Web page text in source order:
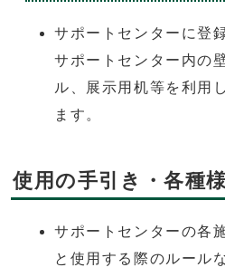
サポートセンターに登
サポートセンター内の
ル、展示用机等を利用
ます。
使用の手引き・各種
サポートセンターの各
と使用する際のルール